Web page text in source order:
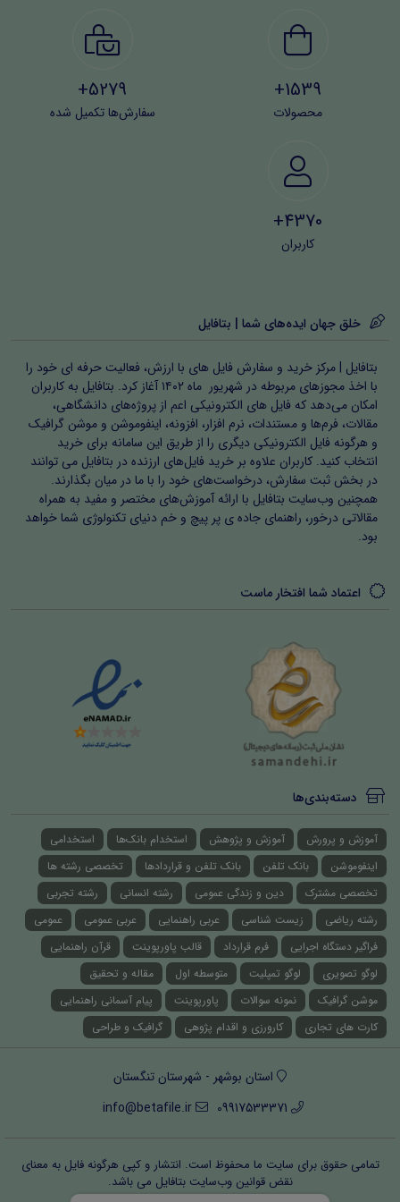
1539+
محصولات
5279+
سفارش‌ها تکمیل شده
4370+
کاربران
خلق جهان ایده‌های شما | بتافایل
بتافایل | مرکز خرید و سفارش فایل های با ارزش، فعالیت حرفه ای خود را
با اخذ مجوزهای مربوطه در شهریور ماه ۱۴۰۲ آغاز کرد. بتافایل به کاربران
امکان می‌دهد که فایل های الکترونیکی اعم از پروژه‌های دانشگاهی،
مقالات، فرم‌ها و مستندات، نرم افزار، افزونه، اینفوموشن و موشن گرافیک
و هرگونه فایل الکترونیکی دیگری را از طریق این سامانه برای خرید
انتخاب کنید. کاربران علاوه بر خرید فایل‌های ارزنده در بتافایل می توانند
در بخش ثبت سفارش، درخواست‌های خود را با ما در میان بگذارند.
همچنین وب‌سایت بتافایل با ارائه آموزش‌های مختصر و مفید به همراه
مقالاتی درخور، راهنمای جاده ی پر پیچ و خم دنیای تکنولوژی شما خواهد
بود.
اعتماد شما افتخار ماست
دسته‌بندی‌ها
آموزش و پرورش آموزش و پژوهش استخدام بانک‌ها
استخدامی
اینفوموشن
بانک تلفن بانک تلفن و قراردادها
تخصصی رشته ها
تخصصی مشترک
دین و زندگی عمومی رشته انسانی
رشته تجربی
رشته ریاضی
زیست شناسی عربی راهنمایی عربی عمومی
عمومی
فراگیر دستگاه اجرایی
فرم قرارداد قالب پاورپوینت
قرآن راهنمایی
لوگو تصویری
لوگو تمپلیت متوسطه اول
مقاله و تحقیق
موشن گرافیک
نمونه سوالات پاورپوینت
پیام آسمانی راهنمایی
کارت های تجاری
کارورزی و اقدام پژوهی گرافیک و طراحی
استان بوشهر - شهرستان تنگستان
09917533371
info@betafile.ir
تمامی حقوق برای سایت ما محفوظ است. انتشار و کپی هرگونه فایل‌ به معنای
نقض قوانین وب‌سایت بتافایل می باشد.